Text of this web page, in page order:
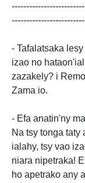
- Tafalatsaka
izao no
zazakely? i
Zama io.
- Efa anatin'ny
Na tsy tonga taty
ialahy, tsy vao
niara nipetraka!
ho apetrako any